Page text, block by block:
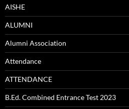
AISHE
ALUMNI
Alumni Association
Attendance
ATTENDANCE
B.Ed. Combined Entrance Test 2023